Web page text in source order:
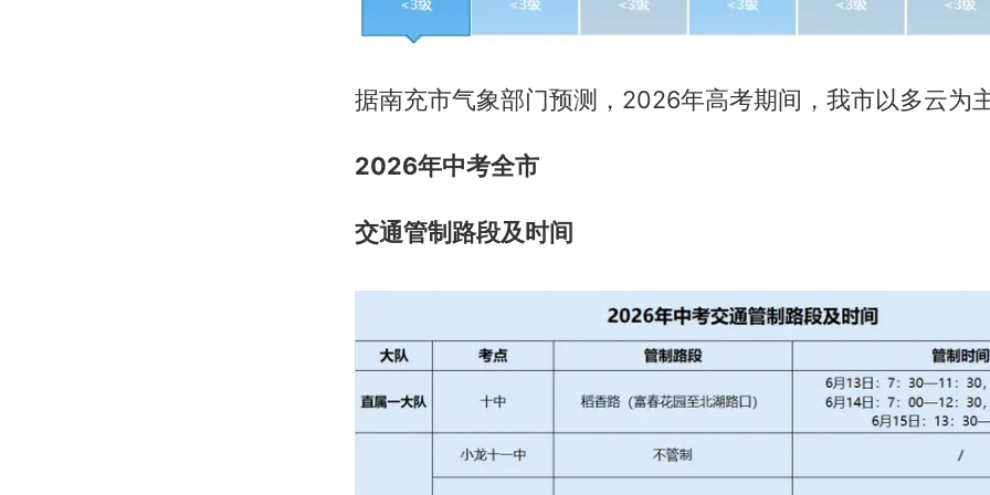
据南充市气象部门预测，2026年高考期间，我市以多云为
2026年中考全市
交通管制路段及时间